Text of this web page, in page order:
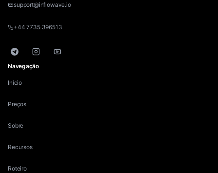
support@inflowave.io
+44 7735 396513
TelegramInstagramYouTube
Navegação
Início
Preços
Sobre
Recursos
Roteiro